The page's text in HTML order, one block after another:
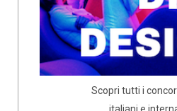
Scopri tutti i
italiani e